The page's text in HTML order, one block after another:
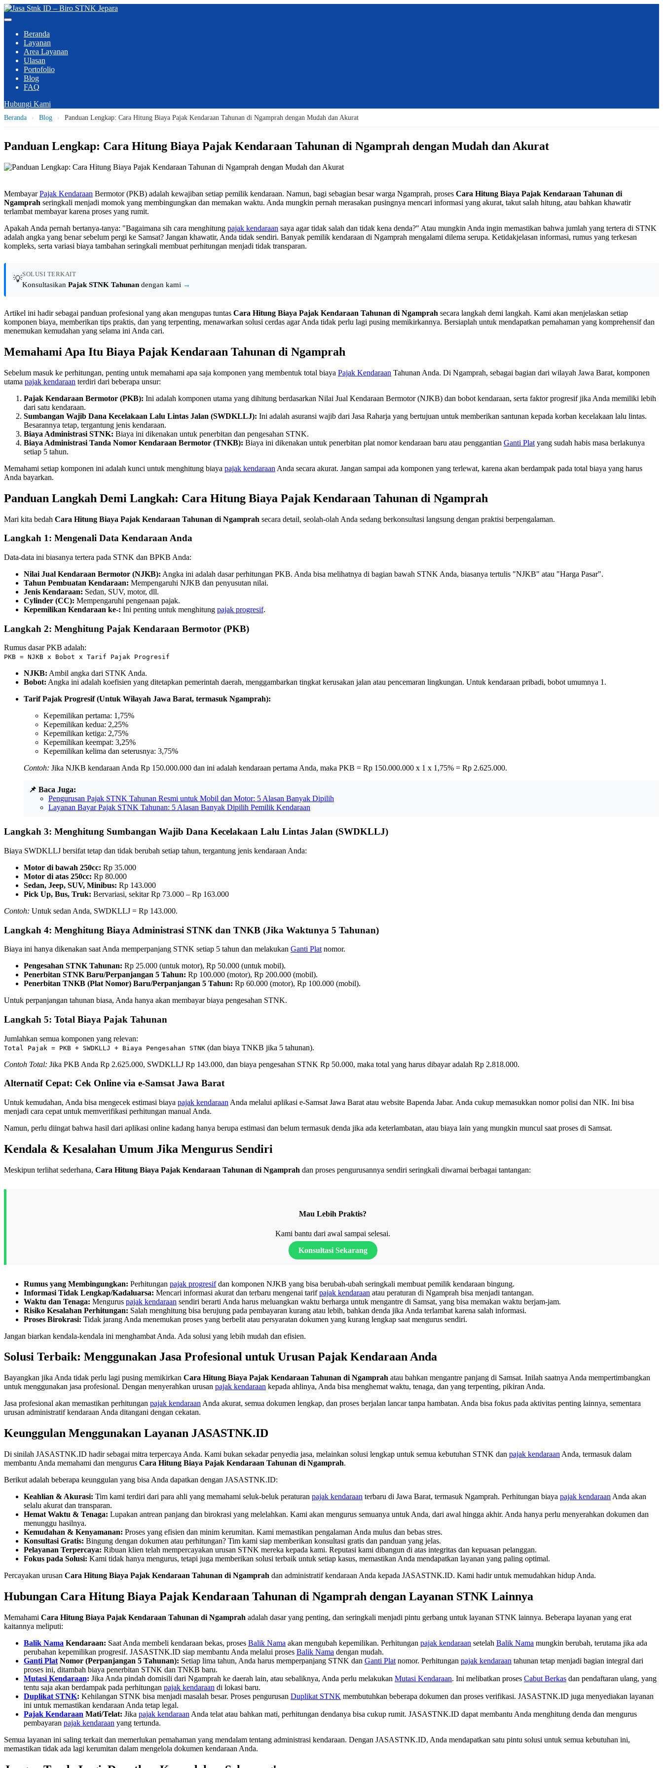
Beranda
Layanan
Area Layanan
Ulasan
Portofolio
Blog
FAQ
Hubungi Kami
Beranda › Blog › Panduan Lengkap: Cara Hitung Biaya Pajak Kendaraan Tahunan di Ngamprah dengan Mudah dan Akurat
Panduan Lengkap: Cara Hitung Biaya Pajak Kendaraan Tahunan di Ngamprah dengan Mudah dan Akurat
MembayarPajak Kendaraan Bermotor (PKB) adalah kewajiban setiap pemilik kendaraan. Namun, bagi sebagian besar warga Ngamprah, proses Cara Hitung Biaya Pajak Kendaraan Tahunan di
Ngamprah seringkali menjadi momok yang membingungkan dan memakan waktu. Anda mungkin pernah merasakan pusingnya mencari informasi yang akurat, takut salah hitung, atau bahkan khawatir
terlambat membayar karena proses yang rumit.
Apakah Anda pernah bertanya-tanya: "Bagaimana sih cara menghitung pajak kendaraan saya agar tidak salah dan tidak kena denda?" Atau mungkin Anda ingin memastikan bahwa jumlah yang tertera di STNK
adalah angka yang benar sebelum pergi ke Samsat? Jangan khawatir, Anda tidak sendiri. Banyak pemilik kendaraan di Ngamprah mengalami dilema serupa. Ketidakjelasan informasi, rumus yang terkesan
kompleks, serta variasi biaya tambahan seringkali membuat perhitungan menjadi tidak transparan.
💡
SOLUSI TERKAIT
Konsultasikan Pajak STNK Tahunan dengan kami →
Artikel ini hadir sebagai panduan profesional yang akan mengupas tuntas Cara Hitung Biaya Pajak Kendaraan Tahunan di Ngamprah secara langkah demi langkah. Kami akan menjelaskan setiap
komponen biaya, memberikan tips praktis, dan yang terpenting, menawarkan solusi cerdas agar Anda tidak perlu lagi pusing memikirkannya. Bersiaplah untuk mendapatkan pemahaman yang komprehensif dan
menemukan kemudahan yang selama ini Anda cari.
Memahami Apa Itu Biaya Pajak Kendaraan Tahunan di Ngamprah
Sebelum masuk ke perhitungan, penting untuk memahami apa saja komponen yang membentuk total biaya Pajak Kendaraan Tahunan Anda. Di Ngamprah, sebagai bagian dari wilayah Jawa Barat, komponen
utama pajak kendaraan terdiri dari beberapa unsur:
Pajak Kendaraan Bermotor (PKB): Ini adalah komponen utama yang dihitung berdasarkan Nilai Jual Kendaraan Bermotor (NJKB) dan bobot kendaraan, serta faktor progresif jika Anda memiliki lebih
dari satu kendaraan.
Sumbangan Wajib Dana Kecelakaan Lalu Lintas Jalan (SWDKLLJ): Ini adalah asuransi wajib dari Jasa Raharja yang bertujuan untuk memberikan santunan kepada korban kecelakaan lalu lintas.
Besarannya tetap, tergantung jenis kendaraan.
Biaya Administrasi STNK: Biaya ini dikenakan untuk penerbitan dan pengesahan STNK.
Biaya Administrasi Tanda Nomor Kendaraan Bermotor (TNKB): Biaya ini dikenakan untuk penerbitan plat nomor kendaraan baru atau penggantian Ganti Plat yang sudah habis masa berlakunya
setiap 5 tahun.
Memahami setiap komponen ini adalah kunci untuk menghitung biaya pajak kendaraan Anda secara akurat. Jangan sampai ada komponen yang terlewat, karena akan berdampak pada total biaya yang harus
Anda bayarkan.
Panduan Langkah Demi Langkah: Cara Hitung Biaya Pajak Kendaraan Tahunan di Ngamprah
Mari kita bedah Cara Hitung Biaya Pajak Kendaraan Tahunan di Ngamprah secara detail, seolah-olah Anda sedang berkonsultasi langsung dengan praktisi berpengalaman.
Langkah 1: Mengenali Data Kendaraan Anda
Data-data ini biasanya tertera pada STNK dan BPKB Anda:
Nilai Jual Kendaraan Bermotor (NJKB): Angka ini adalah dasar perhitungan PKB. Anda bisa melihatnya di bagian bawah STNK Anda, biasanya tertulis "NJKB" atau "Harga Pasar".
Tahun Pembuatan Kendaraan: Mempengaruhi NJKB dan penyusutan nilai.
Jenis Kendaraan: Sedan, SUV, motor, dll.
Cylinder (CC): Mempengaruhi pengenaan pajak.
Kepemilikan Kendaraan ke-: Ini penting untuk menghitung pajak progresif.
Langkah 2: Menghitung Pajak Kendaraan Bermotor (PKB)
Rumus dasar PKB adalah:
PKB = NJKB x Bobot x Tarif Pajak Progresif
NJKB: Ambil angka dari STNK Anda.
Bobot: Angka ini adalah koefisien yang ditetapkan pemerintah daerah, menggambarkan tingkat kerusakan jalan atau pencemaran lingkungan. Untuk kendaraan pribadi, bobot umumnya 1.
Tarif Pajak Progresif (Untuk Wilayah Jawa Barat, termasuk Ngamprah):
Kepemilikan pertama: 1,75%
Kepemilikan kedua: 2,25%
Kepemilikan ketiga: 2,75%
Kepemilikan keempat: 3,25%
Kepemilikan kelima dan seterusnya: 3,75%
Contoh: Jika NJKB kendaraan Anda Rp 150.000.000 dan ini adalah kendaraan pertama Anda, maka PKB = Rp 150.000.000 x 1 x 1,75% = Rp 2.625.000.
📌 Baca Juga:
Pengurusan Pajak STNK Tahunan Resmi untuk Mobil dan Motor: 5 Alasan Banyak Dipilih
Layanan Bayar Pajak STNK Tahunan: 5 Alasan Banyak Dipilih Pemilik Kendaraan
Langkah 3: Menghitung Sumbangan Wajib Dana Kecelakaan Lalu Lintas Jalan (SWDKLLJ)
Biaya SWDKLLJ bersifat tetap dan tidak berubah setiap tahun, tergantung jenis kendaraan Anda:
Motor di bawah 250cc: Rp 35.000
Motor di atas 250cc: Rp 80.000
Sedan, Jeep, SUV, Minibus: Rp 143.000
Pick Up, Bus, Truk: Bervariasi, sekitar Rp 73.000 – Rp 163.000
Contoh: Untuk sedan Anda, SWDKLLJ = Rp 143.000.
Langkah 4: Menghitung Biaya Administrasi STNK dan TNKB (Jika Waktunya 5 Tahunan)
Biaya ini hanya dikenakan saat Anda memperpanjang STNK setiap 5 tahun dan melakukan Ganti Plat nomor.
Pengesahan STNK Tahunan: Rp 25.000 (untuk motor), Rp 50.000 (untuk mobil).
Penerbitan STNK Baru/Perpanjangan 5 Tahun: Rp 100.000 (motor), Rp 200.000 (mobil).
Penerbitan TNKB (Plat Nomor) Baru/Perpanjangan 5 Tahun: Rp 60.000 (motor), Rp 100.000 (mobil).
Untuk perpanjangan tahunan biasa, Anda hanya akan membayar biaya pengesahan STNK.
Langkah 5: Total Biaya Pajak Tahunan
Jumlahkan semua komponen yang relevan:
Total Pajak = PKB + SWDKLLJ + Biaya Pengesahan STNK (dan biaya TNKB jika 5 tahunan).
Contoh Total: Jika PKB Anda Rp 2.625.000, SWDKLLJ Rp 143.000, dan biaya pengesahan STNK Rp 50.000, maka total yang harus dibayar adalah Rp 2.818.000.
Alternatif Cepat: Cek Online via e-Samsat Jawa Barat
Untuk kemudahan, Anda bisa mengecek estimasi biaya pajak kendaraan Anda melalui aplikasi e-Samsat Jawa Barat atau website Bapenda Jabar. Anda cukup memasukkan nomor polisi dan NIK. Ini bisa
menjadi cara cepat untuk memverifikasi perhitungan manual Anda.
Namun, perlu diingat bahwa hasil dari aplikasi online kadang hanya berupa estimasi dan belum termasuk denda jika ada keterlambatan, atau biaya lain yang mungkin muncul saat proses di Samsat.
Kendala & Kesalahan Umum Jika Mengurus Sendiri
Meskipun terlihat sederhana, Cara Hitung Biaya Pajak Kendaraan Tahunan di Ngamprah dan proses pengurusannya sendiri seringkali diwarnai berbagai tantangan:
Mau Lebih Praktis?
Kami bantu dari awal sampai selesai.
Konsultasi Sekarang
Rumus yang Membingungkan: Perhitungan pajak progresifdan komponen NJKB yang bisa berubah-ubah seringkali membuat pemilik kendaraan bingung.
Informasi Tidak Lengkap/Kadaluarsa: Mencari informasi akurat dan terbaru mengenai tarifpajak kendaraan atau peraturan di Ngamprah bisa menjadi tantangan.
Waktu dan Tenaga: Mengurus pajak kendaraan sendiri berarti Anda harus meluangkan waktu berharga untuk mengantre di Samsat, yang bisa memakan waktu berjam-jam.
Risiko Kesalahan Perhitungan: Salah menghitung bisa berujung pada pembayaran kurang atau lebih, bahkan denda jika Anda terlambat karena salah informasi.
Proses Birokrasi: Tidak jarang Anda menemukan proses yang berbelit atau persyaratan dokumen yang kurang lengkap saat mengurus sendiri.
Jangan biarkan kendala-kendala ini menghambat Anda. Ada solusi yang lebih mudah dan efisien.
Solusi Terbaik: Menggunakan Jasa Profesional untuk Urusan Pajak Kendaraan Anda
Bayangkan jika Anda tidak perlu lagi pusing memikirkan Cara Hitung Biaya Pajak Kendaraan Tahunan di Ngamprah atau bahkan mengantre panjang di Samsat. Inilah saatnya Anda mempertimbangkan
untuk menggunakan jasa profesional. Dengan menyerahkan urusan pajak kendaraan kepada ahlinya, Anda bisa menghemat waktu, tenaga, dan yang terpenting, pikiran Anda.
Jasa profesional akan memastikan perhitungan pajak kendaraan Anda akurat, semua dokumen lengkap, dan proses berjalan lancar tanpa hambatan. Anda bisa fokus pada aktivitas penting lainnya, sementara
urusan administratif kendaraan Anda ditangani dengan cekatan.
Keunggulan Menggunakan Layanan JASASTNK.ID
Di sinilah JASASTNK.ID hadir sebagai mitra terpercaya Anda. Kami bukan sekadar penyedia jasa, melainkan solusi lengkap untuk semua kebutuhan STNK dan pajak kendaraan Anda, termasuk dalam
membantu Anda memahami dan mengurus Cara Hitung Biaya Pajak Kendaraan Tahunan di Ngamprah.
Berikut adalah beberapa keunggulan yang bisa Anda dapatkan dengan JASASTNK.ID:
Keahlian & Akurasi: Tim kami terdiri dari para ahli yang memahami seluk-beluk peraturan pajak kendaraan terbaru di Jawa Barat, termasuk Ngamprah. Perhitungan biaya pajak kendaraan Anda akan
selalu akurat dan transparan.
Hemat Waktu & Tenaga: Lupakan antrean panjang dan birokrasi yang melelahkan. Kami akan mengurus semuanya untuk Anda, dari awal hingga akhir. Anda hanya perlu menyerahkan dokumen dan
menunggu hasilnya.
Kemudahan & Kenyamanan: Proses yang efisien dan minim kerumitan. Kami memastikan pengalaman Anda mulus dan bebas stres.
Konsultasi Gratis: Bingung dengan dokumen atau perhitungan? Tim kami siap memberikan konsultasi gratis dan panduan yang jelas.
Pelayanan Terpercaya: Ribuan klien telah mempercayakan urusan STNK mereka kepada kami. Reputasi kami dibangun di atas integritas dan kepuasan pelanggan.
Fokus pada Solusi: Kami tidak hanya mengurus, tetapi juga memberikan solusi terbaik untuk setiap kasus, memastikan Anda mendapatkan layanan yang paling optimal.
Percayakan urusan Cara Hitung Biaya Pajak Kendaraan Tahunan di Ngamprah dan administratif kendaraan Anda kepada JASASTNK.ID. Kami hadir untuk memudahkan hidup Anda.
Hubungan Cara Hitung Biaya Pajak Kendaraan Tahunan di Ngamprah dengan Layanan STNK Lainnya
Memahami Cara Hitung Biaya Pajak Kendaraan Tahunan di Ngamprah adalah dasar yang penting, dan seringkali menjadi pintu gerbang untuk layanan STNK lainnya. Beberapa layanan yang erat
kaitannya meliputi:
Balik Nama Kendaraan: Saat Anda membeli kendaraan bekas, proses Balik Nama akan mengubah kepemilikan. Perhitungan pajak kendaraan setelah Balik Nama mungkin berubah, terutama jika ada
perubahan kepemilikan progresif. JASASTNK.ID siap membantu Anda melalui proses Balik Nama dengan mudah.
Ganti Plat Nomor (Perpanjangan 5 Tahunan): Setiap lima tahun, Anda harus memperpanjang STNK dan Ganti Plat nomor. Perhitungan pajak kendaraan tahunan tetap menjadi bagian integral dari
proses ini, ditambah biaya penerbitan STNK dan TNKB baru.
Mutasi Kendaraan: Jika Anda pindah domisili dari Ngamprah ke daerah lain, atau sebaliknya, Anda perlu melakukan Mutasi Kendaraan. Ini melibatkan proses Cabut Berkas dan pendaftaran ulang, yang
tentu saja akan berdampak pada perhitungan pajak kendaraan di lokasi baru.
Duplikat STNK: Kehilangan STNK bisa menjadi masalah besar. Proses pengurusan Duplikat STNK membutuhkan beberapa dokumen dan proses verifikasi. JASASTNK.ID juga menyediakan layanan
ini untuk memastikan kendaraan Anda tetap legal.
Pajak Kendaraan Mati/Telat: Jika pajak kendaraan Anda telat atau bahkan mati, perhitungan dendanya bisa cukup rumit. JASASTNK.ID dapat membantu Anda menghitung denda dan mengurus
pembayaran pajak kendaraan yang tertunda.
Semua layanan ini saling terkait dan memerlukan pemahaman yang mendalam tentang administrasi kendaraan. Dengan JASASTNK.ID, Anda mendapatkan satu pintu solusi untuk semua kebutuhan ini,
memastikan tidak ada lagi kerumitan dalam mengelola dokumen kendaraan Anda.